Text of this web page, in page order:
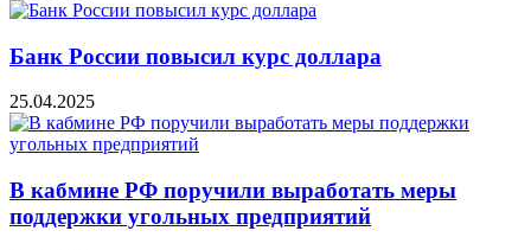
Банк России повысил курс доллара
25.04.2025
В кабмине РФ поручили выработать меры
поддержки угольных предприятий